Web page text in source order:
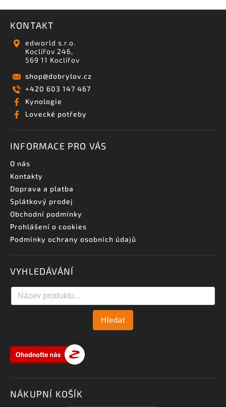
KONTAKT
edworld s.r.o.
Koclířov 246,
569 11 Koclířov
shop@dobrylov.cz
+420 603 147 467
Kynologie
Lovecké potřeby
INFORMACE PRO VÁS
O nás
Kontakty
Doprava a platba
Splátkový prodej
Obchodní podmínky
Prohlášení o cookies
Podmínky ochrany osobních údajů
VYHLEDÁVÁNÍ
Hledat
NÁKUPNÍ KOŠÍK